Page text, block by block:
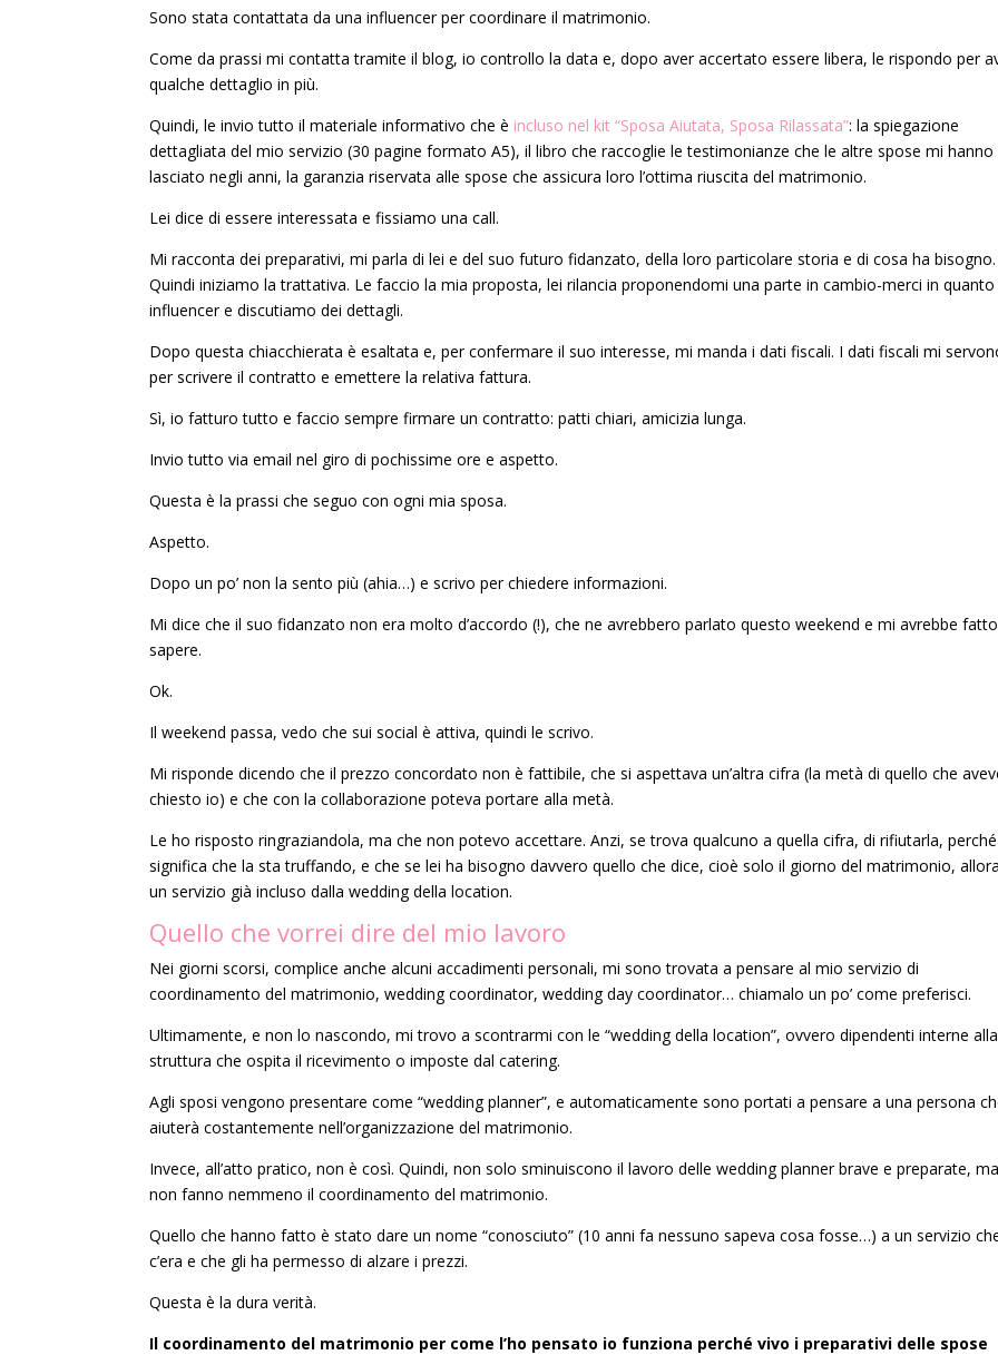
Sono stata contattata da una influencer per coordinare il matrimonio.
Come da prassi mi contatta tramite il blog, io controllo la data e, dopo aver accertato essere libera, le rispondo per
qualche dettaglio in più.
Quindi, le invio tutto il materiale informativo che è incluso nel kit “Sposa Aiutata, Sposa Rilassata”: la spiegazione
dettagliata del mio servizio (30 pagine formato A5), il libro che raccoglie le testimonianze che le altre spose mi hanno
lasciato negli anni, la garanzia riservata alle spose che assicura loro l’ottima riuscita del matrimonio.
Lei dice di essere interessata e fissiamo una call.
Mi racconta dei preparativi, mi parla di lei e del suo futuro fidanzato, della loro particolare storia e di cosa ha bisogno.
Quindi iniziamo la trattativa. Le faccio la mia proposta, lei rilancia proponendomi una parte in cambio-merci in quanto
influencer e discutiamo dei dettagli.
Dopo questa chiacchierata è esaltata e, per confermare il suo interesse, mi manda i dati fiscali. I dati fiscali mi
per scrivere il contratto e emettere la relativa fattura.
Sì, io fatturo tutto e faccio sempre firmare un contratto: patti chiari, amicizia lunga.
Invio tutto via email nel giro di pochissime ore e aspetto.
Questa è la prassi che seguo con ogni mia sposa.
Aspetto.
Dopo un po’ non la sento più (ahia…) e scrivo per chiedere informazioni.
Mi dice che il suo fidanzato non era molto d’accordo (!), che ne avrebbero parlato questo weekend e mi avrebbe fatto
sapere.
Ok.
Il weekend passa, vedo che sui social è attiva, quindi le scrivo.
Mi risponde dicendo che il prezzo concordato non è fattibile, che si aspettava un’altra cifra (la metà di quello che
chiesto io) e che con la collaborazione poteva portare alla metà.
Le ho risposto ringraziandola, ma che non potevo accettare. Anzi, se trova qualcuno a quella cifra, di rifiutarla, perché
significa che la sta truffando, e che se lei ha bisogno davvero quello che dice, cioè solo il giorno del matrimonio,
un servizio già incluso dalla wedding della location.
Quello che vorrei dire del mio lavoro
Nei giorni scorsi, complice anche alcuni accadimenti personali, mi sono trovata a pensare al mio servizio di
coordinamento del matrimonio, wedding coordinator, wedding day coordinator… chiamalo un po’ come preferisci.
Ultimamente, e non lo nascondo, mi trovo a scontrarmi con le “wedding della location”, ovvero dipendenti interne alla
struttura che ospita il ricevimento o imposte dal catering.
Agli sposi vengono presentare come “wedding planner”, e automaticamente sono portati a pensare a una persona
aiuterà costantemente nell’organizzazione del matrimonio.
Invece, all’atto pratico, non è così. Quindi, non solo sminuiscono il lavoro delle wedding planner brave e preparate,
non fanno nemmeno il coordinamento del matrimonio.
Quello che hanno fatto è stato dare un nome “conosciuto” (10 anni fa nessuno sapeva cosa fosse…) a un servizio
c’era e che gli ha permesso di alzare i prezzi.
Questa è la dura verità.
Il coordinamento del matrimonio per come l’ho pensato io funziona perché vivo i preparativi delle spose